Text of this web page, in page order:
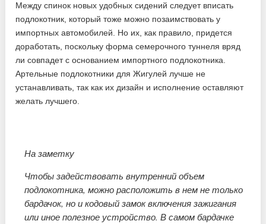
Между спинок новых удобных сидений следует вписать
подлокотник, который тоже можно позаимствовать у
импортных автомобилей. Но их, как правило, придется
доработать, поскольку форма семерочного туннеля вряд
ли совпадет с основанием импортного подлокотника.
Артельные подлокотники для Жигулей лучше не
устанавливать, так как их дизайн и исполнение оставляют
желать лучшего.
На заметку
Чтобы задействовать внутренний объем
подлокотника, можно расположить в нем не только
бардачок, но и кодовый замок включения зажигания
или иное полезное устройство. В самом бардачке